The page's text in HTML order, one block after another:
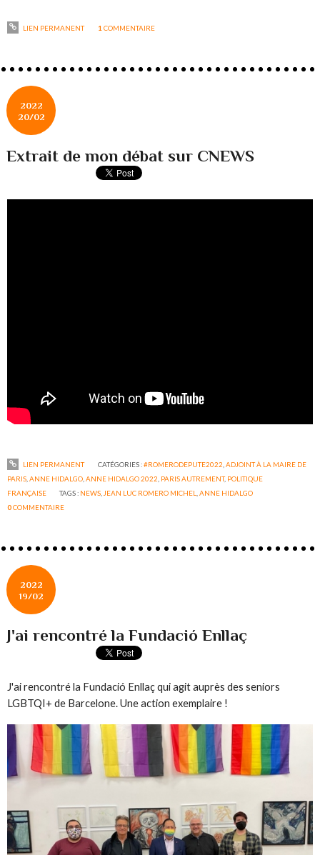
LIEN PERMANENT 1 COMMENTAIRE
2022
20/02
Extrait de mon débat sur CNEWS
LIEN PERMANENT CATÉGORIES :#ROMERODEPUTE2022 ADJOINT À LA MAIRE DE
PARIS ,ANNE HIDALGO ,ANNE HIDALGO 2022 PARIS AUTREMENT, POLITIQUE
FRANÇAISE
TAGS : NEWS JEAN LUC ROMERO MICHEL ,ANNE HIDALGO
0COMMENTAIRE
2022
19/02
J'ai rencontré la Fundació Enllaç
J'ai rencontré la Fundació Enllaç qui agit auprès des seniors
LGBTQI+ de Barcelone. Une action exemplaire !